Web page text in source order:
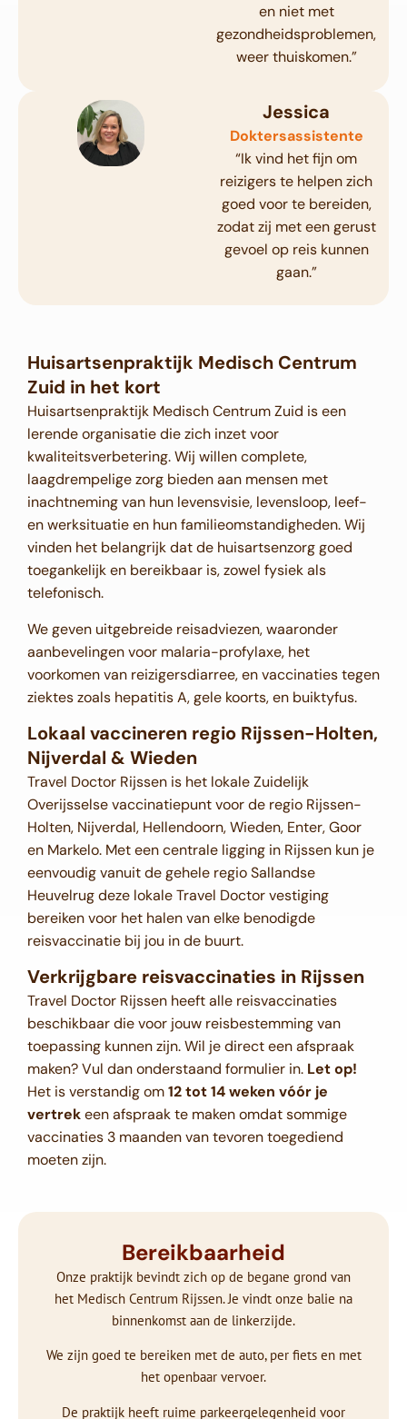
en niet met
gezondheidsproblemen,
weer thuiskomen.”
Jessica
Doktersassistente
“Ik vind het fijn om
reizigers te helpen zich
goed voor te bereiden,
zodat zij met een gerust
gevoel op reis kunnen
gaan.”
Huisartsenpraktijk Medisch Centrum
Zuid in het kort
Huisartsenpraktijk Medisch Centrum Zuid is een
lerende organisatie die zich inzet voor
kwaliteitsverbetering. Wij willen complete,
laagdrempelige zorg bieden aan mensen met
inachtneming van hun levensvisie, levensloop, leef-
en werksituatie en hun familieomstandigheden. Wij
vinden het belangrijk dat de huisartsenzorg goed
toegankelijk en bereikbaar is, zowel fysiek als
telefonisch.
We geven uitgebreide reisadviezen, waaronder
aanbevelingen voor malaria-profylaxe, het
voorkomen van reizigersdiarree, en vaccinaties tegen
ziektes zoals hepatitis A, gele koorts, en buiktyfus.
Lokaal vaccineren regio Rijssen-Holten,
Nijverdal & Wieden
Travel Doctor Rijssen is het lokale Zuidelijk
Overijsselse vaccinatiepunt voor de regio Rijssen-
Holten, Nijverdal, Hellendoorn, Wieden, Enter, Goor
en Markelo. Met een centrale ligging in Rijssen kun je
eenvoudig vanuit de gehele regio Sallandse
Heuvelrug deze lokale Travel Doctor vestiging
bereiken voor het halen van elke benodigde
reisvaccinatie bij jou in de buurt.
Verkrijgbare reisvaccinaties in Rijssen
Travel Doctor Rijssen heeft alle reisvaccinaties
beschikbaar die voor jouw reisbestemming van
toepassing kunnen zijn. Wil je direct een afspraak
maken? Vul dan onderstaand formulier in. Let op!
Het is verstandig om12 tot 14 weken vóór je
vertrekeen afspraak te maken omdat sommige
vaccinaties 3 maanden van tevoren toegediend
moeten zijn.
Bereikbaarheid
Onze praktijk bevindt zich op de begane grond van
het Medisch Centrum Rijssen. Je vindt onze balie na
binnenkomst aan de linkerzijde.
We zijn goed te bereiken met de auto, per fiets en met
het openbaar vervoer.
De praktijk heeft ruime parkeergelegenheid voor